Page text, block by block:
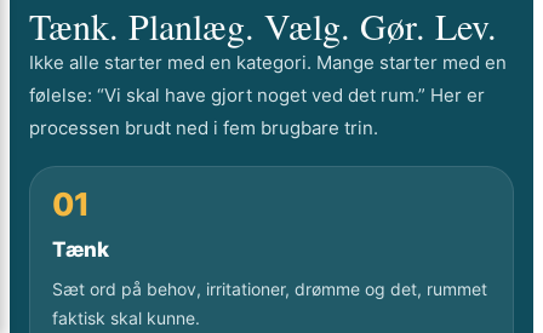
Tænk. Planlæg. Vælg. Gør. Lev.
Ikke alle starter med en kategori. Mange starter med en
følelse: “Vi skal have gjort noget ved det rum.” Her er
processen brudt ned i fem brugbare trin.
01
Tænk
Sæt ord på behov, irritationer, drømme og det, rummet
faktisk skal kunne.